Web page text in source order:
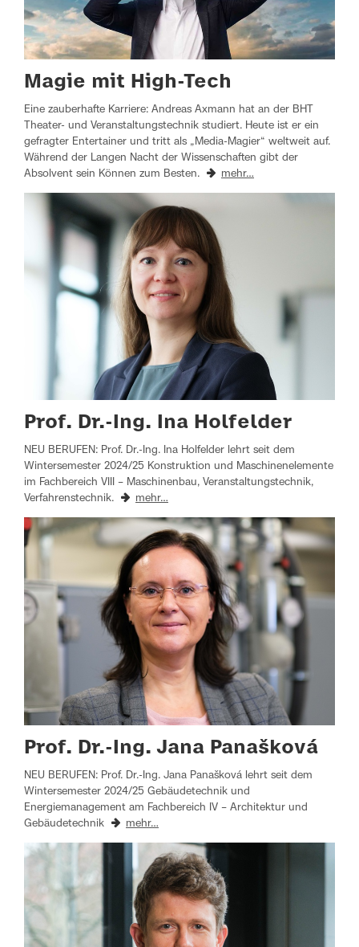
Magie mit High-Tech
Eine zauberhafte Karriere: Andreas Axmann hat an der BHT
Theater- und Veranstaltungstechnik studiert. Heute ist er ein
gefragter Entertainer und tritt als „Media-Magier“ weltweit auf.
Während der Langen Nacht der Wissenschaften gibt der
Absolvent sein Können zum Besten.
mehr…
Prof. Dr.-Ing. Ina Holfelder
NEU BERUFEN: Prof. Dr.-Ing. Ina Holfelder lehrt seit dem
Wintersemester 2024/25 Konstruktion und Maschinenelemente
im Fachbereich VIII – Maschinenbau, Veranstaltungstechnik,
Verfahrenstechnik.
mehr…
Prof. Dr.-Ing. Jana Panašková
NEU BERUFEN: Prof. Dr.-Ing. Jana Panašková lehrt seit dem
Wintersemester 2024/25 Gebäudetechnik und
Energiemanagement am Fachbereich IV – Architektur und
Gebäudetechnik
mehr…